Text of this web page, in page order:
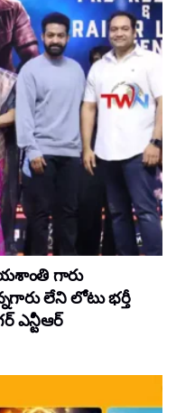
గారు
లేని లోటు భర్తీ
ఎన్టీఆర్